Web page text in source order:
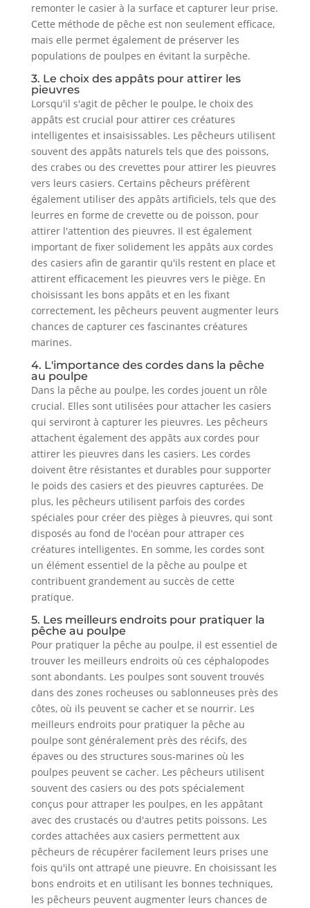
remonter le casier à la surface et capturer leur prise.
Cette méthode de pêche est non seulement efficace,
mais elle permet également de préserver les
populations de poulpes en évitant la surpêche.
3. Le choix des appâts pour attirer les
pieuvres
Lorsqu'il s'agit de pêcher le poulpe, le choix des
appâts est crucial pour attirer ces créatures
intelligentes et insaisissables. Les pêcheurs utilisent
souvent des appâts naturels tels que des poissons,
des crabes ou des crevettes pour attirer les pieuvres
vers leurs casiers. Certains pêcheurs préfèrent
également utiliser des appâts artificiels, tels que des
leurres en forme de crevette ou de poisson, pour
attirer l'attention des pieuvres. Il est également
important de fixer solidement les appâts aux cordes
des casiers afin de garantir qu'ils restent en place et
attirent efficacement les pieuvres vers le piège. En
choisissant les bons appâts et en les fixant
correctement, les pêcheurs peuvent augmenter leurs
chances de capturer ces fascinantes créatures
marines.
4. L'importance des cordes dans la pêche
au poulpe
Dans la pêche au poulpe, les cordes jouent un rôle
crucial. Elles sont utilisées pour attacher les casiers
qui serviront à capturer les pieuvres. Les pêcheurs
attachent également des appâts aux cordes pour
attirer les pieuvres dans les casiers. Les cordes
doivent être résistantes et durables pour supporter
le poids des casiers et des pieuvres capturées. De
plus, les pêcheurs utilisent parfois des cordes
spéciales pour créer des pièges à pieuvres, qui sont
disposés au fond de l'océan pour attraper ces
créatures intelligentes. En somme, les cordes sont
un élément essentiel de la pêche au poulpe et
contribuent grandement au succès de cette
pratique.
5. Les meilleurs endroits pour pratiquer la
pêche au poulpe
Pour pratiquer la pêche au poulpe, il est essentiel de
trouver les meilleurs endroits où ces céphalopodes
sont abondants. Les poulpes sont souvent trouvés
dans des zones rocheuses ou sablonneuses près des
côtes, où ils peuvent se cacher et se nourrir. Les
meilleurs endroits pour pratiquer la pêche au
poulpe sont généralement près des récifs, des
épaves ou des structures sous-marines où les
poulpes peuvent se cacher. Les pêcheurs utilisent
souvent des casiers ou des pots spécialement
conçus pour attraper les poulpes, en les appâtant
avec des crustacés ou d'autres petits poissons. Les
cordes attachées aux casiers permettent aux
pêcheurs de récupérer facilement leurs prises une
fois qu'ils ont attrapé une pieuvre. En choisissant les
bons endroits et en utilisant les bonnes techniques,
les pêcheurs peuvent augmenter leurs chances de